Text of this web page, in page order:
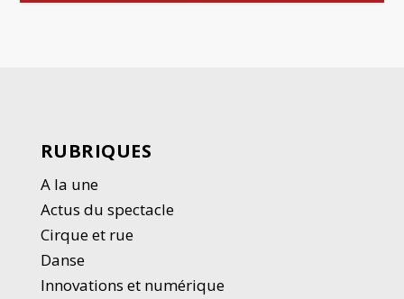
RUBRIQUES
A la une
Actus du spectacle
Cirque et rue
Danse
Innovations et numérique